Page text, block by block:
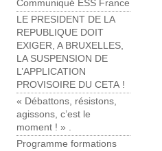
Communiqué ESS France
LE PRESIDENT DE LA
REPUBLIQUE DOIT
EXIGER, A BRUXELLES,
LA SUSPENSION DE
L’APPLICATION
PROVISOIRE DU CETA !
« Débattons, résistons,
agissons, c’est le
moment ! » .
Programme formations